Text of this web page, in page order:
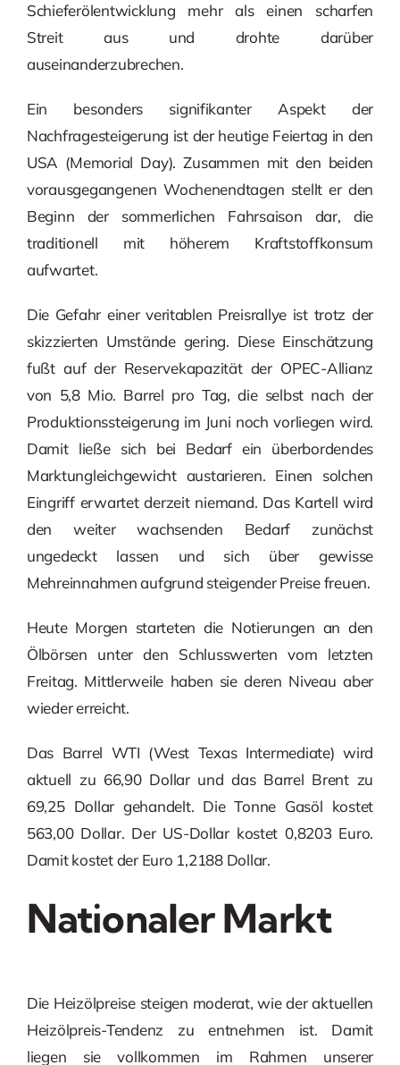
Schieferölentwicklung mehr als einen scharfen
Streit aus und drohte darüber
auseinanderzubrechen.
Ein besonders signifikanter Aspekt der
Nachfragesteigerung ist der heutige Feiertag in den
USA (Memorial Day). Zusammen mit den beiden
vorausgegangenen Wochenendtagen stellt er den
Beginn der sommerlichen Fahrsaison dar, die
traditionell mit höherem Kraftstoffkonsum
aufwartet.
Die Gefahr einer veritablen Preisrallye ist trotz der
skizzierten Umstände gering. Diese Einschätzung
fußt auf der Reservekapazität der OPEC-Allianz
von 5,8 Mio. Barrel pro Tag, die selbst nach der
Produktionssteigerung im Juni noch vorliegen wird.
Damit ließe sich bei Bedarf ein überbordendes
Marktungleichgewicht austarieren. Einen solchen
Eingriff erwartet derzeit niemand. Das Kartell wird
den weiter wachsenden Bedarf zunächst
ungedeckt lassen und sich über gewisse
Mehreinnahmen aufgrund steigender Preise freuen.
Heute Morgen starteten die Notierungen an den
Ölbörsen unter den Schlusswerten vom letzten
Freitag. Mittlerweile haben sie deren Niveau aber
wieder erreicht.
Das Barrel WTI (West Texas Intermediate) wird
aktuell zu 66,90 Dollar und das Barrel Brent zu
69,25 Dollar gehandelt. Die Tonne Gasöl kostet
563,00 Dollar. Der US-Dollar kostet 0,8203 Euro.
Damit kostet der Euro 1,2188 Dollar.
Nationaler Markt
Die Heizölpreise steigen moderat, wie der aktuellen
Heizölpreis-Tendenz zu entnehmen ist. Damit
liegen sie vollkommen im Rahmen unserer